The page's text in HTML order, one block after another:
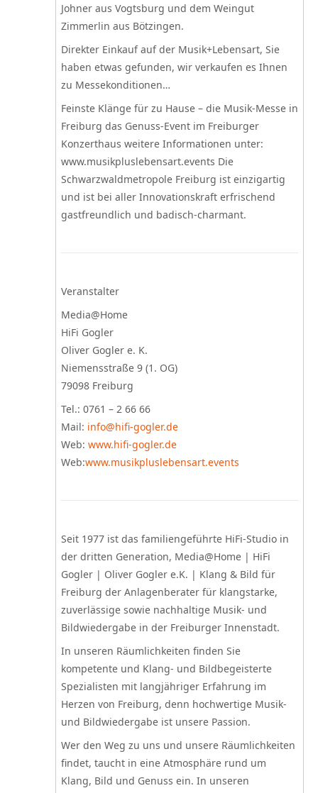
Johner aus Vogtsburg und dem Weingut
Zimmerlin aus Bötzingen.
Direkter Einkauf auf der Musik+Lebensart, Sie
haben etwas gefunden, wir verkaufen es Ihnen
zu Messekonditionen…
Feinste Klänge für zu Hause – die Musik-Messe in
Freiburg das Genuss-Event im Freiburger
Konzerthaus weitere Informationen unter:
www.musikpluslebensart.events Die
Schwarzwaldmetropole Freiburg ist einzigartig
und ist bei aller Innovationskraft erfrischend
gastfreundlich und badisch-charmant.
Veranstalter
Media@Home
HiFi Gogler
Oliver Gogler e. K.
Niemensstraße 9 (1. OG)
79098 Freiburg
Tel.: 0761 – 2 66 66
Mail: info@hifi-gogler.de
Web: www.hifi-gogler.de
Web:www.musikpluslebensart.events
Seit 1977 ist das familiengeführte HiFi-Studio in
der dritten Generation, Media@Home | HiFi
Gogler | Oliver Gogler e.K. | Klang & Bild für
Freiburg der Anlagenberater für klangstarke,
zuverlässige sowie nachhaltige Musik- und
Bildwiedergabe in der Freiburger Innenstadt.
In unseren Räumlichkeiten finden Sie
kompetente und Klang- und Bildbegeisterte
Spezialisten mit langjähriger Erfahrung im
Herzen von Freiburg, denn hochwertige Musik-
und Bildwiedergabe ist unsere Passion.
Wer den Weg zu uns und unsere Räumlichkeiten
findet, taucht in eine Atmosphäre rund um
Klang, Bild und Genuss ein. In unseren